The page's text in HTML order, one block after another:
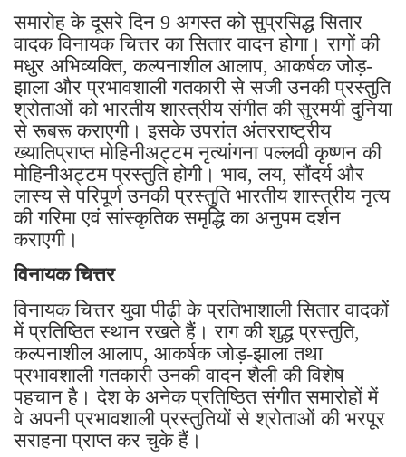
समारोह के दूसरे दिन 9 अगस्त को सुप्रसिद्ध सितार
वादक विनायक चित्तर का सितार वादन होगा। रागों की
मधुर अभिव्यक्ति, कल्पनाशील आलाप, आकर्षक जोड़-
झाला और प्रभावशाली गतकारी से सजी उनकी प्रस्तुति
श्रोताओं को भारतीय शास्त्रीय संगीत की सुरमयी दुनिया
से रूबरू कराएगी। इसके उपरांत अंतरराष्ट्रीय
ख्यातिप्राप्त मोहिनीअट्टम नृत्यांगना पल्लवी कृष्णन की
मोहिनीअट्टम प्रस्तुति होगी। भाव, लय, सौंदर्य और
लास्य से परिपूर्ण उनकी प्रस्तुति भारतीय शास्त्रीय नृत्य
की गरिमा एवं सांस्कृतिक समृद्धि का अनुपम दर्शन
कराएगी।
विनायक चित्तर
विनायक चित्तर युवा पीढ़ी के प्रतिभाशाली सितार वादकों
में प्रतिष्ठित स्थान रखते हैं। राग की शुद्ध प्रस्तुति,
कल्पनाशील आलाप, आकर्षक जोड़-झाला तथा
प्रभावशाली गतकारी उनकी वादन शैली की विशेष
पहचान है। देश के अनेक प्रतिष्ठित संगीत समारोहों में
वे अपनी प्रभावशाली प्रस्तुतियों से श्रोताओं की भरपूर
सराहना प्राप्त कर चुके हैं।